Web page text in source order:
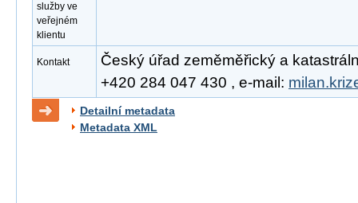
služby ve
veřejném
klientu
Kontakt
Český úřad zeměměřický a
+420 284 047 430 , e-mail:
Detailní metadata
Metadata XML